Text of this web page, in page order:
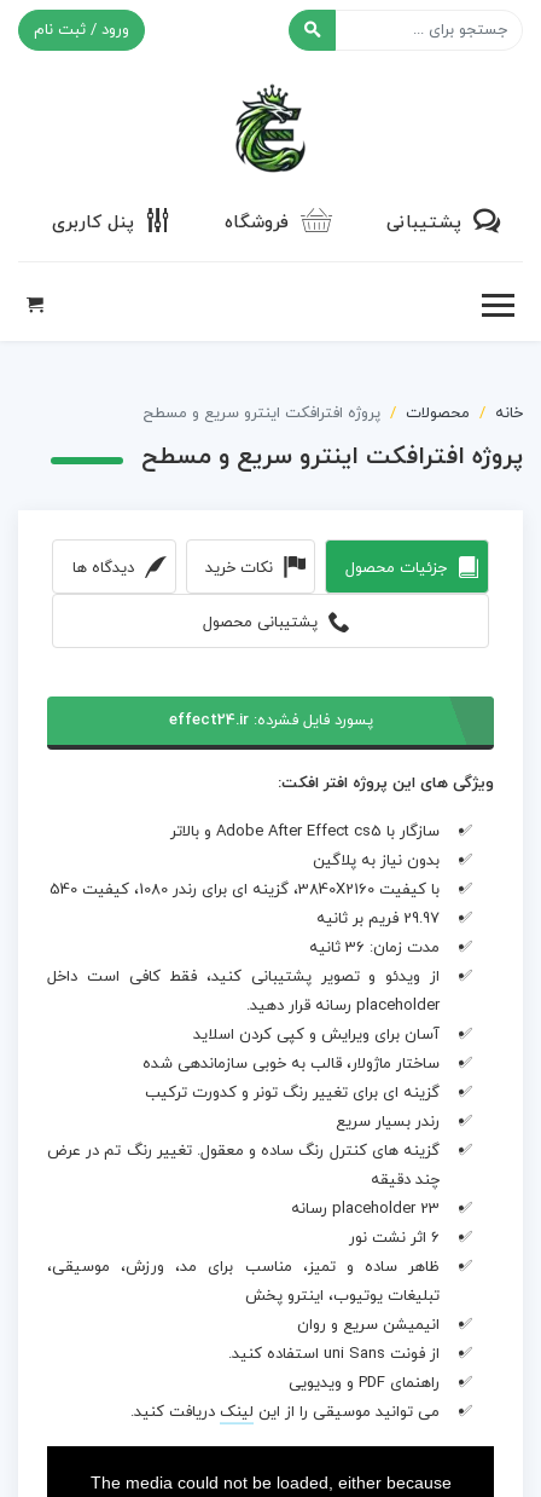
ورود / ثبت نام
پشتیبانی فروشگاه پنل کاربری
خانه محصولات پروژه افترافکت اینترو سریع و مسطح
پروژه افترافکت اینترو سریع و مسطح
جزئیات محصول نکات خرید دیدگاه ها
پشتیبانی محصول
پسورد فایل فشرده:effect24.ir
ویژگی های این پروژه افتر افکت:
سازگار با Adobe After Effect cs5 و بالاتر
بدون نیاز به پلاگین
با کیفیت 3840X2160، گزینه ای برای رندر 1080، کیفیت 540
29.97 فریم بر ثانیه
مدت زمان: 36 ثانیه
از ویدئو و تصویر پشتیبانی کنید، فقط کافی است داخل
placeholder رسانه قرار دهید.
آسان برای ویرایش و کپی کردن اسلاید
ساختار ماژولار، قالب به خوبی سازماندهی شده
گزینه ای برای تغییر رنگ تونر و کدورت ترکیب
رندر بسیار سریع
گزینه های کنترل رنگ ساده و معقول. تغییر رنگ تم در عرض
چند دقیقه
23 placeholder رسانه
6 اثر نشت نور
ظاهر ساده و تمیز، مناسب برای مد، ورزش، موسیقی،
تبلیغات یوتیوب، اینترو پخش
انیمیشن سریع و روان
از فونت uni Sans استفاده کنید.
راهنمای PDF و ویدیویی
می توانید موسیقی را از این لینک دریافت کنید.
The media could not be loaded, either because